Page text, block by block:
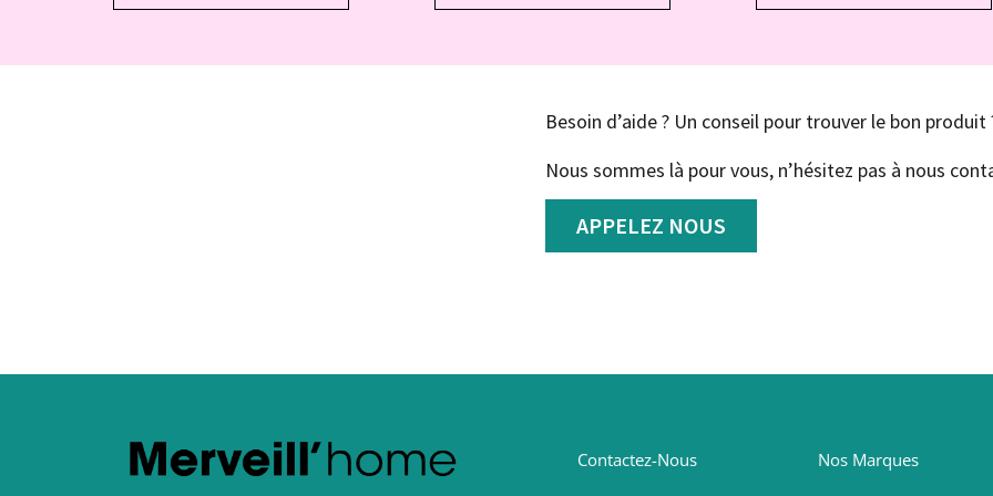
Besoin d’aide ? Un conseil pour trouver le bon produit
Nous sommes là pour vous, n’hésitez pas à nous
APPELEZ NOUS
Contactez-Nous Nos Marques